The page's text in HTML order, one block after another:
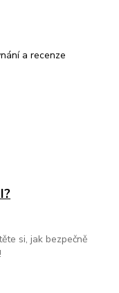
Focus RS Stage 2
a recenze
si, jak bezpečně